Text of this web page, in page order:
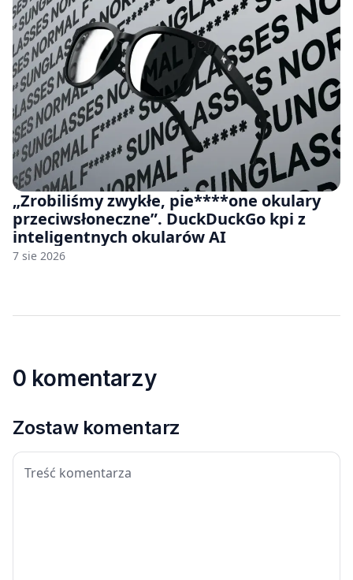
„Zrobiliśmy zwykłe, pie****one okulary
przeciwsłoneczne”. DuckDuckGo kpi z
inteligentnych okularów AI
7 sie 2026
0 komentarzy
Zostaw komentarz